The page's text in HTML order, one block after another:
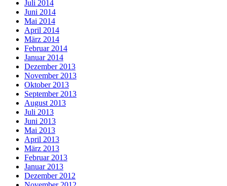
Juli 2014
Juni 2014
Mai 2014
April 2014
März 2014
Februar 2014
Januar 2014
Dezember 2013
November 2013
Oktober 2013
September 2013
August 2013
Juli 2013
Juni 2013
Mai 2013
April 2013
März 2013
Februar 2013
Januar 2013
Dezember 2012